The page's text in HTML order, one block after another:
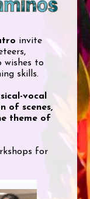
invite
wishes to
skills.
vocal
of scenes,
theme of
for